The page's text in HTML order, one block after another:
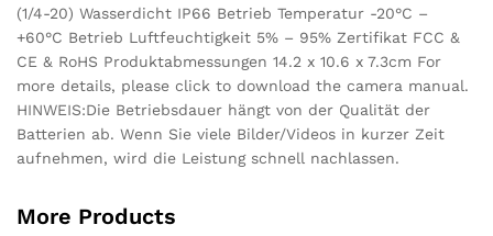
(1/4-20) Wasserdicht IP66 Betrieb Temperatur -20°C –
+60°C Betrieb Luftfeuchtigkeit 5% – 95% Zertifikat FCC &
CE & RoHS Produktabmessungen 14.2 x 10.6 x 7.3cm For
more details, please click to download the camera manual.
HINWEIS:Die Betriebsdauer hängt von der Qualität der
Batterien ab. Wenn Sie viele Bilder/Videos in kurzer Zeit
aufnehmen, wird die Leistung schnell nachlassen.
More Products